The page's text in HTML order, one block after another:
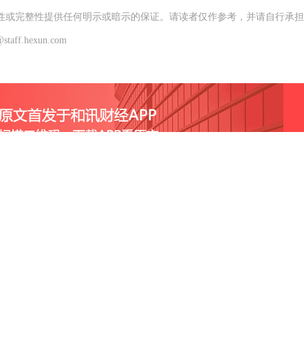
或完整性提供任何明示或暗示的保证。请读者仅作参考，并请自行承担